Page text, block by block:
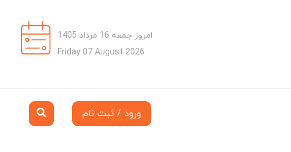
امروز جمعه 16 مرداد 1405
Friday 07 August 2026
ورود / ثبت نام